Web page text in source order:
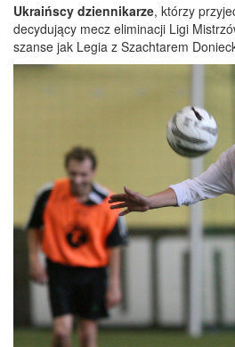
Ukraińscy dziennikarze, którzy
decydujący mecz eliminacji Ligi
szanse jak Legia z Szachtarem